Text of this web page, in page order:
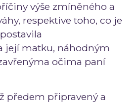
výše zmíněného a
respektive toho, co je
její matku, náhodným
očima paní
předem připravený a